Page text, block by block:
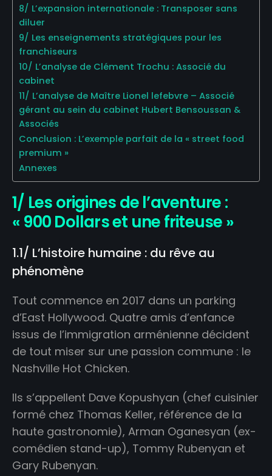
8/ L’expansion internationale : Transposer sans
diluer
9/ Les enseignements stratégiques pour les
franchiseurs
10/ L’analyse de Clément Trochu : Associé du
cabinet
11/ L’analyse de Maître Lionel lefebvre – Associé
gérant au sein du cabinet Hubert Bensoussan &
Associés
Conclusion : L’exemple parfait de la « street food
premium »
Annexes
1/ Les origines de l’aventure :
« 900 Dollars et une friteuse »
1.1/ L’histoire humaine : du rêve au
phénomène
Tout commence en 2017 dans un parking
d’East Hollywood. Quatre amis d’enfance
issus de l’immigration arménienne décident
de tout miser sur une passion commune : le
Nashville Hot Chicken.
Ils s’appellent Dave Kopushyan (chef cuisinier
formé chez Thomas Keller, référence de la
haute gastronomie), Arman Oganesyan (ex-
comédien stand-up), Tommy Rubenyan et
Gary Rubenyan.